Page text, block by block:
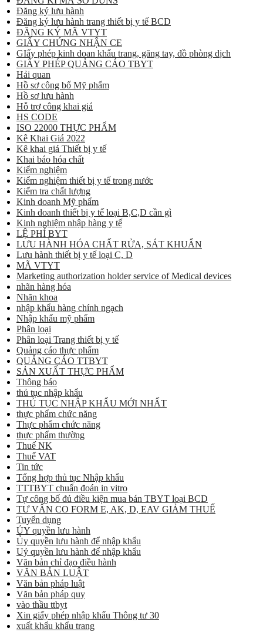
Đăng ký lưu hành
Đăng ký lưu hành trang thiết bị y tế BCD
ĐĂNG KÝ MÃ VTYT
GIẤY CHỨNG NHẬN CE
GIấy phép kinh doan khẩu trang, găng tay, đồ phòng dịch
GIẤY PHÉP QUẢNG CÁO TBYT
Hải quan
Hồ sơ công bố Mỹ phẩm
Hồ sơ lưu hành
Hỗ trợ công khai giá
HS CODE
ISO 22000 THỰC PHẨM
Kê Khai Giá 2022
Kê khai giá Thiết bị y tế
Khai báo hóa chất
Kiểm nghiệm
Kiểm nghiệm thiết bị y tế trong nước
Kiểm tra chất lượng
Kinh doanh Mỹ phẩm
Kinh doanh thiết bị y tế loại B,C,D cần gì
Kinh nghiệm nhập hàng y tế
LỆ PHÍ BYT
LƯU HÀNH HÓA CHẤT RỬA, SÁT KHUẨN
Lưu hành thiết bị y tế loại C, D
MÃ VTYT
Marketing authorization holder service of Medical devices
nhãn hàng hóa
Nhãn khoa
nhập khẩu hàng chính ngạch
Nhập khẩu mỹ phẩm
Phân loại
Phân loại Trang thiết bị y tế
Quảng cáo thực phẩm
QUẢNG CÁO TTBYT
SẢN XUẤT THỰC PHẨM
Thông báo
thủ tục nhập khẩu
THỦ TỤC NHẬP KHẨU MỚI NHẤT
thực phẩm chức năng
Thực phẩm chức năng
thực phẩm thường
Thuế NK
Thuế VAT
Tin tức
Tổng hợp thủ tục Nhập khẩu
TTTBYT chuẩn đoán in vitro
Tự công bố đủ điều kiện mua bán TBYT loại BCD
TƯ VẤN CO FORM E, AK, D, EAV GIẢM THUẾ
Tuyển dụng
ỦY quyền lưu hành
Ủy quyền lưu hành để nhập khẩu
Uỷ quyền lưu hành để nhập khẩu
Văn bản chỉ đạo điều hành
VĂN BẢN LUẬT
Văn bản pháp luật
Văn bản pháp quy
vào thầu ttbyt
Xin giấy phép nhập khẩu Thông tư 30
xuất khẩu khẩu trang